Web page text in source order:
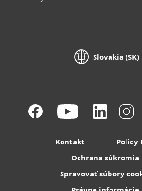
Slovakia (SK)
Kontakt
Policy
Ochrana súkromia
Spravovať súbory